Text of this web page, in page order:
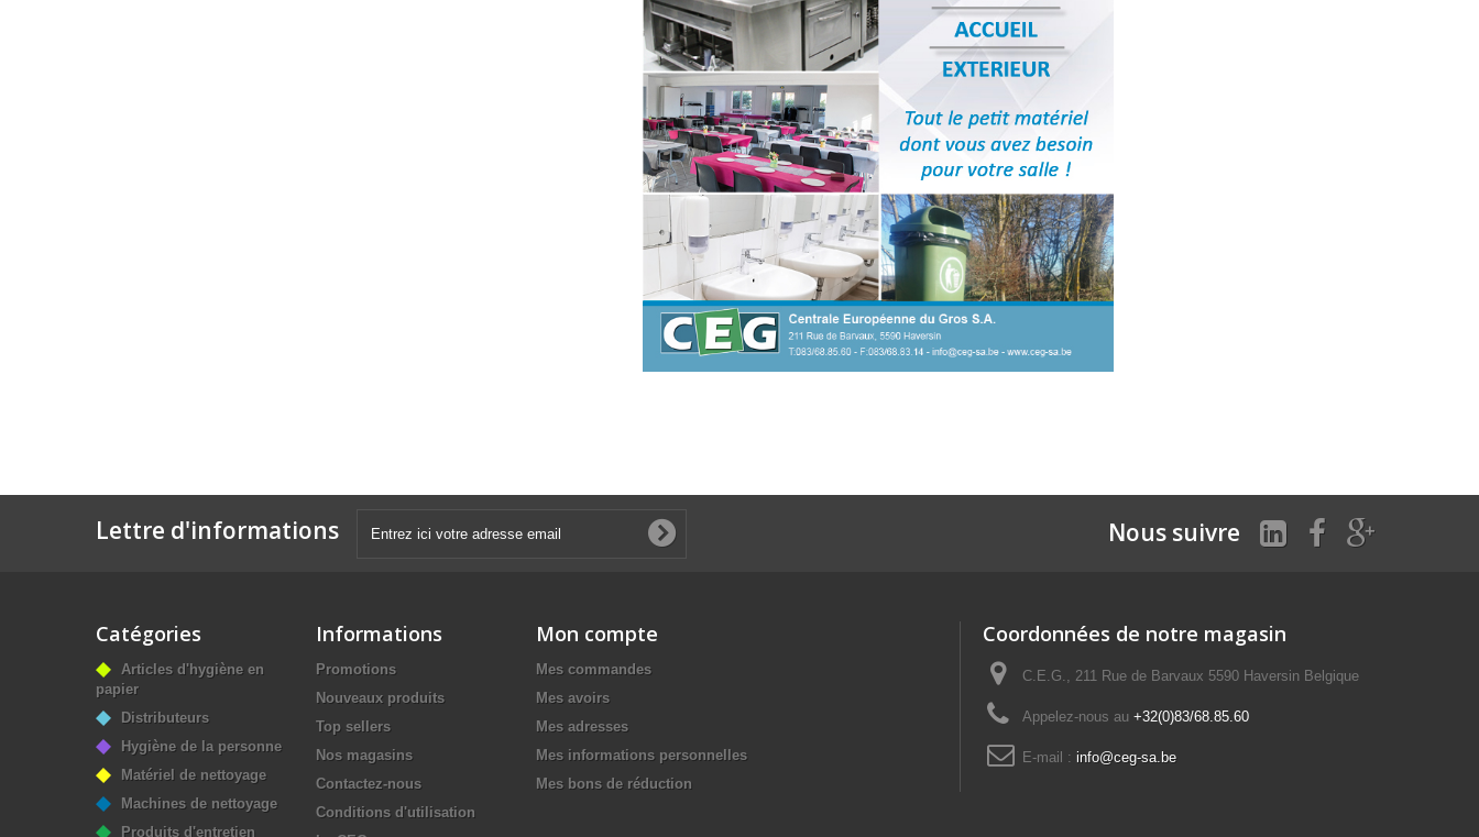
Lettre d'informations Nous suivre
Catégories
Articles d'hygiène en
papier
Distributeurs
Hygiène de la personne
Matériel de nettoyage
Machines de nettoyage
Produits d'entretien
Informations
Promotions
Nouveaux produits
Top sellers
Nos magasins
Contactez-nous
Conditions d'utilisation
Mon compte
Mes commandes
Mes avoirs
Mes adresses
Mes informations personnelles
Mes bons de réduction
Coordonnées de notre magasin
C.E.G., 211 Rue de Barvaux 5590 Haversin Belgique
Appelez-nous au +32(0)83/68.85.60
E-mail : info@ceg-sa.be